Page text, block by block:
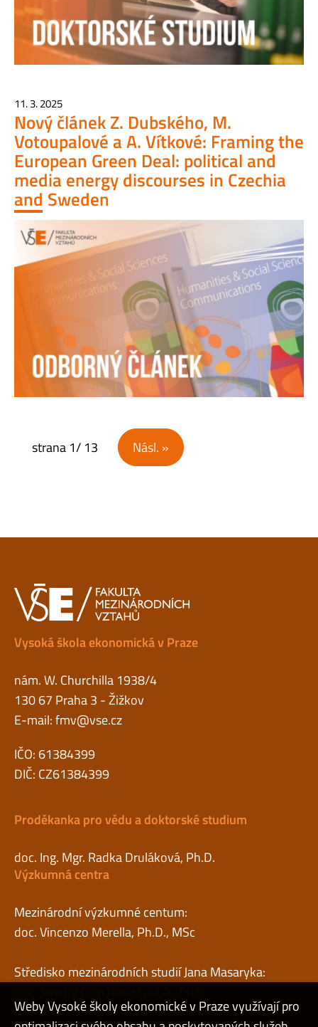
11. 3. 2025
Nový článek Z. Dubského, M.
Votoupalové a A. Vítkové: Framing the
European Green Deal: political and
media energy discourses in Czechia
and Sweden
Navigace pro příspěvky
strana 1/ 13 Násl. »
Vysoká škola ekonomická v Praze
nám. W. Churchilla 1938/4
130 67 Praha 3 - Žižkov
E-mail:fmv@vse.cz
IČO: 61384399
DIČ: CZ61384399
Proděkanka pro vědu a doktorské studium
doc. Ing. Mgr. Radka Druláková, Ph.D.
Výzkumná centra
Mezinárodní výzkumné centum:
doc. Vincenzo Merella, Ph.D., MSc
Středisko mezinárodních studií Jana Masaryka:
Weby Vysoké školy ekonomické v Praze využívají pro